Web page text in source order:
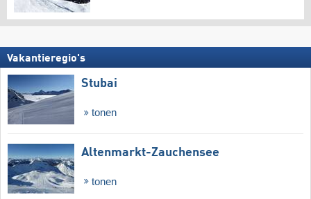
Vakantieregio's
Stubai
tonen
Altenmarkt-Zauchensee
tonen